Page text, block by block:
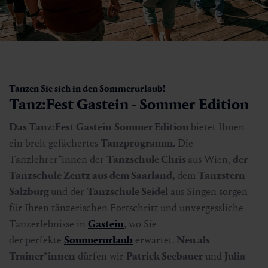
Tanzen Sie sich in den Sommerurlaub!
Tanz:Fest Gastein - Sommer Edition
Das Tanz:Fest Gastein Sommer Edition bietet Ihnen
ein breit gefächertes Tanzprogramm. Die
Tanzlehrer*innen der Tanzschule Chris aus Wien, der
Tanzschule Zentz aus dem Saarland, dem Tanzstern
Salzburgund der Tanzschule Seidel aus Singen sorgen
für Ihren tänzerischen Fortschritt und unvergessliche
Tanzerlebnisse in Gastein, wo Sie
der perfekte Sommerurlaub erwartet. Neu als
Trainer*innen dürfen wir Patrick Seebauer und Julia